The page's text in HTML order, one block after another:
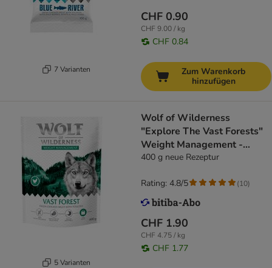
7 Varianten
CHF 0.90
CHF 9.00 / kg
CHF 0.84
Zum Warenkorb
hinzufügen
5 Varianten
Wolf of Wilderness
"Explore The Vast Forests"
Weight Management -
getreidefrei
400 g neue Rezeptur
CHF 1.90
CHF 4.75 / kg
CHF 1.77
Rating: 4.8/5 (10)